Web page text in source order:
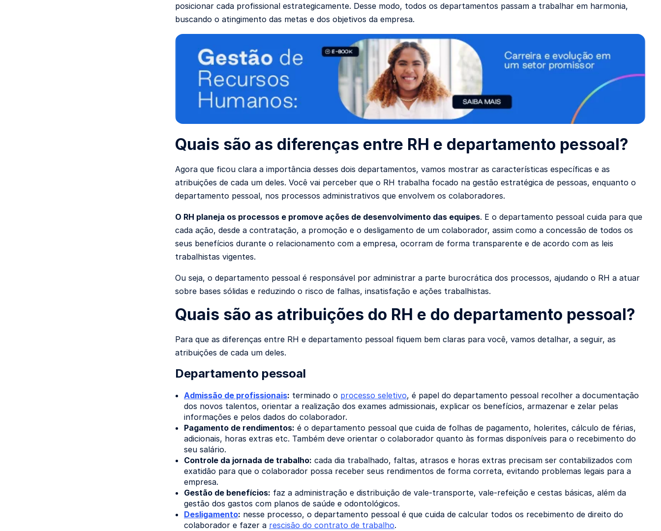
posicionar cada profissional estrategicamente. Desse modo, todos os departamentos passam a trabalhar em harmonia,
buscando o atingimento das metas e dos objetivos da empresa.
Quais são as diferenças entre RH e departamento pessoal?
Agora que ficou clara a importância desses dois departamentos, vamos mostrar as características específicas e as
atribuições de cada um deles. Você vai perceber que o RH trabalha focado na gestão estratégica de pessoas, enquanto o
departamento pessoal, nos processos administrativos que envolvem os colaboradores.
O RH planeja os processos e promove ações de desenvolvimento das equipes. E o departamento pessoal cuida para que
cada ação, desde a contratação, a promoção e o desligamento de um colaborador, assim como a concessão de todos os
seus benefícios durante o relacionamento com a empresa, ocorram de forma transparente e de acordo com as leis
trabalhistas vigentes.
Ou seja, o departamento pessoal é responsável por administrar a parte burocrática dos processos, ajudando o RH a atuar
sobre bases sólidas e reduzindo o risco de falhas, insatisfação e ações trabalhistas.
Quais são as atribuições do RH e do departamento pessoal?
Para que as diferenças entre RH e departamento pessoal fiquem bem claras para você, vamos detalhar, a seguir, as
atribuições de cada um deles.
Departamento pessoal
Admissão de profissionais: terminado o processo seletivo, é papel do departamento pessoal recolher a documentação
dos novos talentos, orientar a realização dos exames admissionais, explicar os benefícios, armazenar e zelar pelas
informações e pelos dados do colaborador.
Pagamento de rendimentos: é o departamento pessoal que cuida de folhas de pagamento, holerites, cálculo de férias,
adicionais, horas extras etc. Também deve orientar o colaborador quanto às formas disponíveis para o recebimento do
seu salário.
Controle da jornada de trabalho: cada dia trabalhado, faltas, atrasos e horas extras precisam ser contabilizados com
exatidão para que o colaborador possa receber seus rendimentos de forma correta, evitando problemas legais para a
empresa.
Gestão de benefícios: faz a administração e distribuição de vale-transporte, vale-refeição e cestas básicas, além da
gestão dos gastos com planos de saúde e odontológicos.
Desligamento: nesse processo, o departamento pessoal é que cuida de calcular todos os recebimento de direito do
colaborador e fazer a rescisão do contrato de trabalho.